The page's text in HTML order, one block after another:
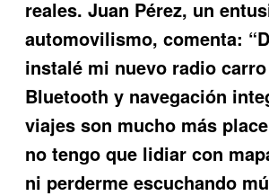
reales. Juan Pérez, un
automovilismo, comenta:
instalé mi nuevo radio
Bluetooth y navegación
viajes son mucho más
no tengo que lidiar con
ni perderme escuchando